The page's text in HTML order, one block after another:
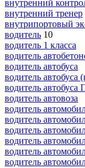
внутренний
внутренний тренер
внутрипортовый
водитель 10
водитель 1 класса
водитель
водитель автобуса
водитель автобуса
водитель автобуса
водитель автовоза
водитель
водитель
водитель
водитель
водитель
водитель